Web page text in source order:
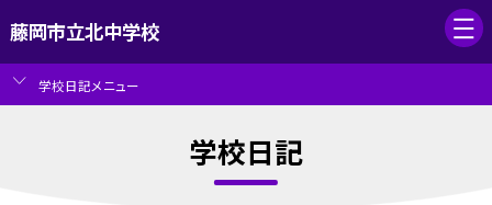
藤岡市立北中学校
学校日記メニュー
学校日記